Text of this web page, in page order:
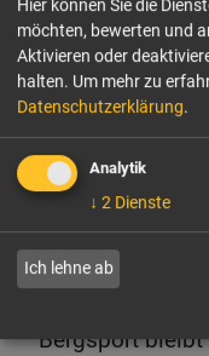
Abenteuerziele
Möglichkeiten für
Bergen, in der
Potenzial des
Beschäftigung,
ländliche
Regierungen
politischen
Bergsport bleibt
Hier können Sie die
möchten, bewerten und
Aktivieren oder
halten. Um mehr zu
Datenschutzerklärung.
Analytik
↓ 2 Dienste
Ich lehne ab